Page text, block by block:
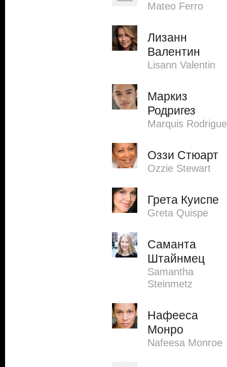
Mateo Ferro
Лизанн
Валентин
Lisann Valentin
Маркиз
Родригез
Marquis
Оззи Стюарт
Ozzie Stewart
Грета Куиспе
Greta Quispe
Саманта
Штайнмец
Samantha
Steinmetz
Нафееса
Монро
Nafeesa Monroe